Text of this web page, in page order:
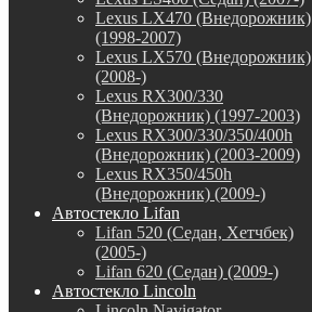
Lexus LX470 (Внедорожник)
(1998-2007)
Lexus LX570 (Внедорожник)
(2008-)
Lexus RX300/330
(Внедорожник) (1997-2003)
Lexus RX300/330/350/400h
(Внедорожник) (2003-2009)
Lexus RX350/450h
(Внедорожник) (2009-)
Автостекло Lifan
Lifan 520 (Седан, Хетчбек)
(2005-)
Lifan 620 (Седан) (2009-)
Автостекло Lincoln